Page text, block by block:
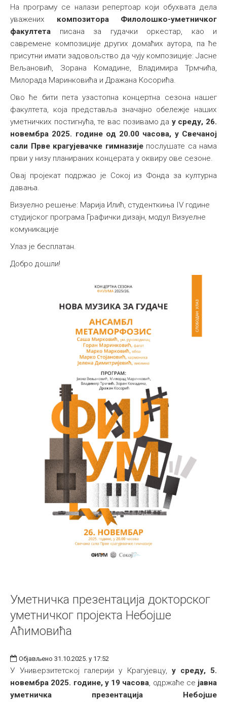
На програму се налази репертоар који обухвата дела
уважених композитора Филолошко-уметничког
факултета писана за гудачки оркестар, као и
савремене композиције других домаћих аутора, па ће
присутни имати задовољство да чују композиције: Јасне
Вељановић, Зорана Комадине, Владимира Трмчића,
Милорада Маринковића и Дражана Косорића.
Ово ће бити пета узастопна концертна сезона нашег
факултета, која представља значајно обележје наших
уметничких постигнућа, те вас позивамо да усреду, 26.
новембра 2025. године од 20.00 часова, у Свечаној
сали Прве крагујевачке гимназијепослушате са нама
први у низу планираних концерата у оквиру ове сезоне.
Овај пројекат подржао је Сокој из Фонда за културна
давања.
Визуелно решење: Марија Илић, студенткиња IV године
студијског програма Графички дизајн, модул Визуелне
комуникације
Улаз је бесплатан.
Добро дошли!
Уметничка презентација докторског
уметничког пројекта Небојше
Аћимовића
Објављено 31.10.2025. у 17:52
У Универзитетској галерији у Крагујевцу, у среду, 5.
новембра 2025. године, у 19 часова, одржаће се јавна
уметничка презентација Небојше